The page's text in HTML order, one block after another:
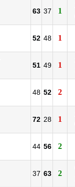
63 37 1
52 48 1
51 49 1
48 52 2
72 28 1
44 56 2
37 63 2